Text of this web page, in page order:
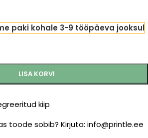
paki kohale 3-9 tööpäeva jooksul
LISA KORVI
kiip
toode sobib? Kirjuta: info@printle.ee